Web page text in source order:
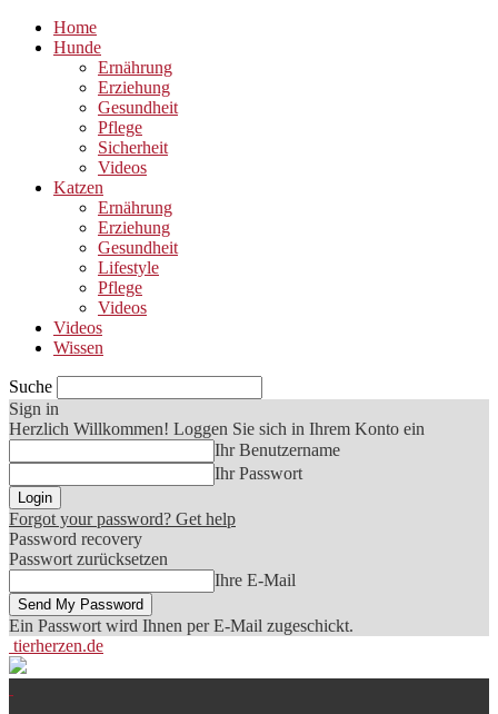
Home
Hunde
Ernährung
Erziehung
Gesundheit
Pflege
Sicherheit
Videos
Katzen
Ernährung
Erziehung
Gesundheit
Lifestyle
Pflege
Videos
Videos
Wissen
Suche
Sign in
Herzlich Willkommen! Loggen Sie sich in Ihrem Konto ein
Ihr Benutzername
Ihr Passwort
Forgot your password? Get help
Password recovery
Passwort zurücksetzen
Ihre E-Mail
Ein Passwort wird Ihnen per E-Mail zugeschickt.
tierherzen.de